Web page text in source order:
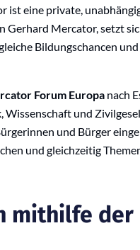
ist eine private,
Mercator, setzt
Bildungschancen
Forum Europa nach
und
und Bürger
und gleichzeitig
mithilfe der